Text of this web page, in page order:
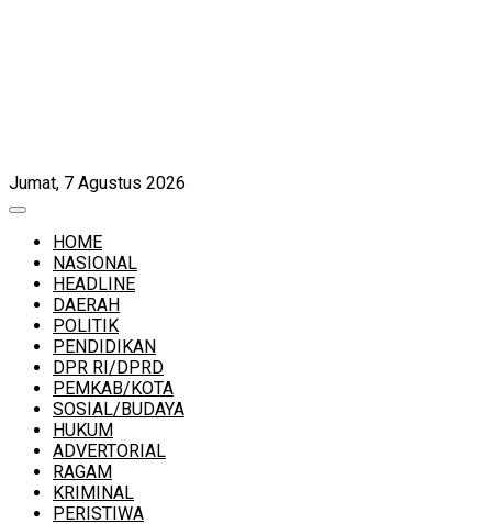
Jumat, 7 Agustus 2026
HOME
NASIONAL
HEADLINE
DAERAH
POLITIK
PENDIDIKAN
DPR RI/DPRD
PEMKAB/KOTA
SOSIAL/BUDAYA
HUKUM
ADVERTORIAL
RAGAM
KRIMINAL
PERISTIWA